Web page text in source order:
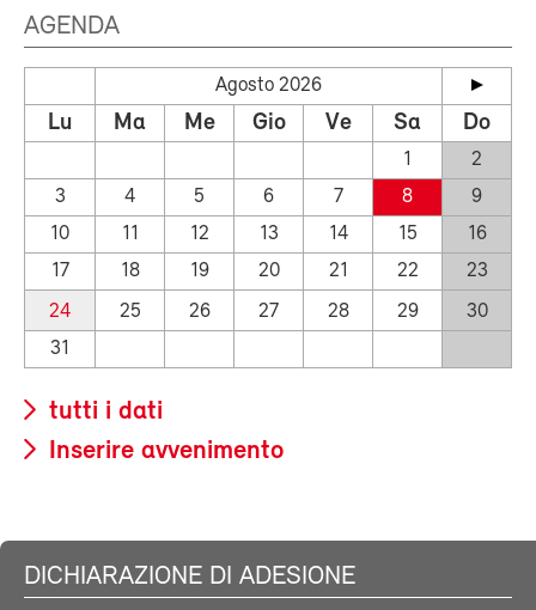
AGENDA
Agosto 2026
Lu Ma Me Gio Ve Sa Do
1
2
3
4 5 6 7 8
9
10
11 12 13 14 15
16
17
18 19 20 21 22
23
24
25 26 27 28 29
30
31
tutti i dati
Inserire avvenimento
DICHIARAZIONE DI ADESIONE